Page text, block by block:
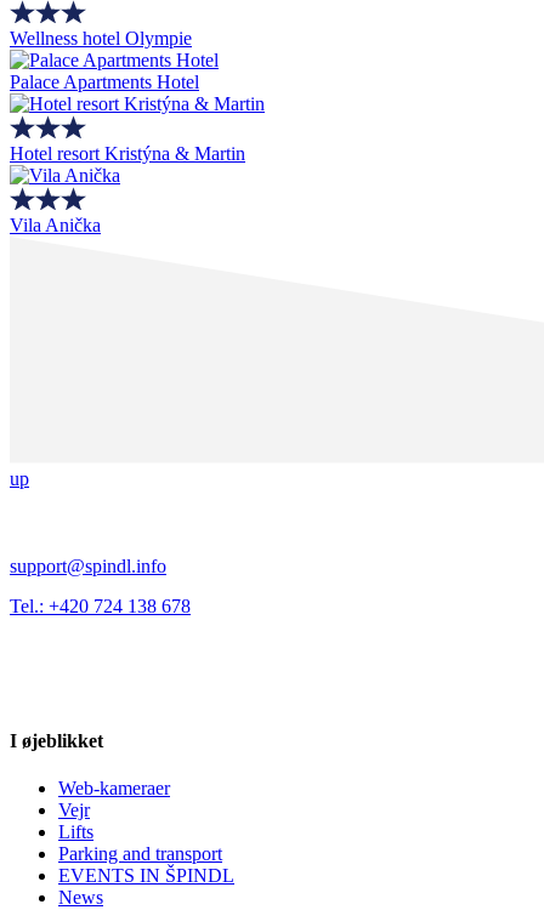
Wellness hotel Olympie
Palace Apartments Hotel
Hotel resort Kristýna & Martin
Vila Anička
up
support@spindl.info
Tel.: +420 724 138 678
I øjeblikket
Web-kameraer
Vejr
Lifts
Parking and transport
EVENTS IN ŠPINDL
News